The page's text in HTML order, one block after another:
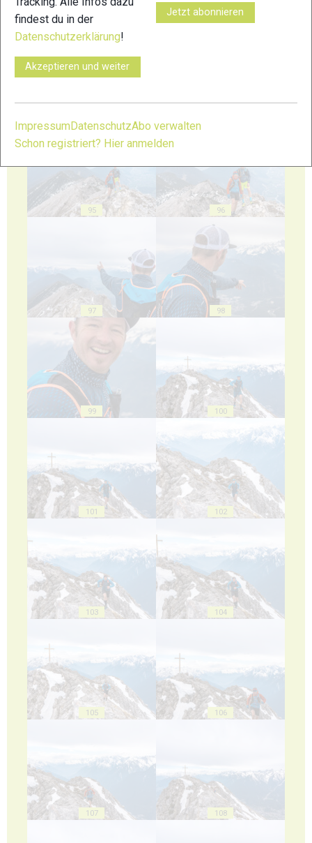
92
95 96
97 98
99 100
101 102
103 104
105 106
107 108
findest du in der
Datenschutzerklärung!
Akzeptieren und weiter
Jetzt abonnieren
Impressum DatenschutzAbo verwalten
Schon registriert? Hier anmelden